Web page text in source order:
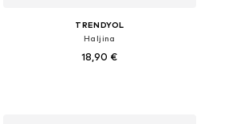
TRENDYOL
Haljina
18,90 €